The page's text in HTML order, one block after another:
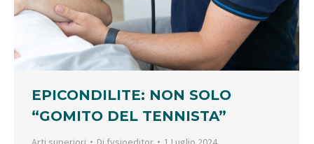
EPICONDILITE: NON SOLO
“GOMITO DEL TENNISTA”